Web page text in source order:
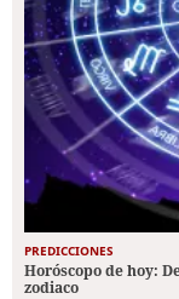
PREDICCIONES
Horóscopo de hoy:
zodiaco